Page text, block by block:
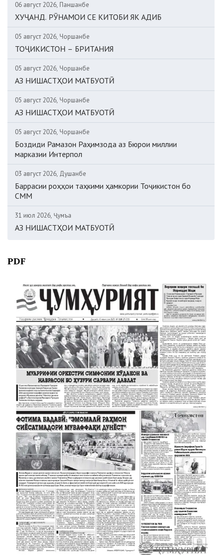
06 август 2026, Панҷшанбе
ХУҶАНД. РӮНАМОИ СЕ КИТОБИ ЯК АДИБ
05 август 2026, Чоршанбе
ТОҶИКИСТОН – БРИТАНИЯ
05 август 2026, Чоршанбе
АЗ НИШАСТҲОИ МАТБУОТӢ
05 август 2026, Чоршанбе
АЗ НИШАСТҲОИ МАТБУОТӢ
05 август 2026, Чоршанбе
Боздиди Рамазон Раҳимзода аз Бюрои миллии
марказии Интерпол
03 август 2026, Душанбе
Баррасии роҳҳои таҳкими ҳамкории Тоҷикистон бо
СММ
31 июл 2026, Ҷумъа
АЗ НИШАСТҲОИ МАТБУОТӢ
PDF